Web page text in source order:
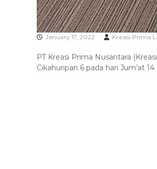
January 17, 2022 Kreasi Prima
PT Kreasi Prima Nusantara
Cikahuripan 6 pada hari Jum’at 14